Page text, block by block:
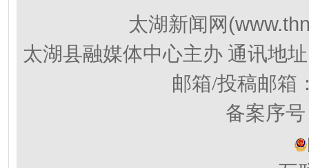
太湖新闻网
太湖县融媒体中心主办 通讯地
邮箱/投稿邮箱
备案序